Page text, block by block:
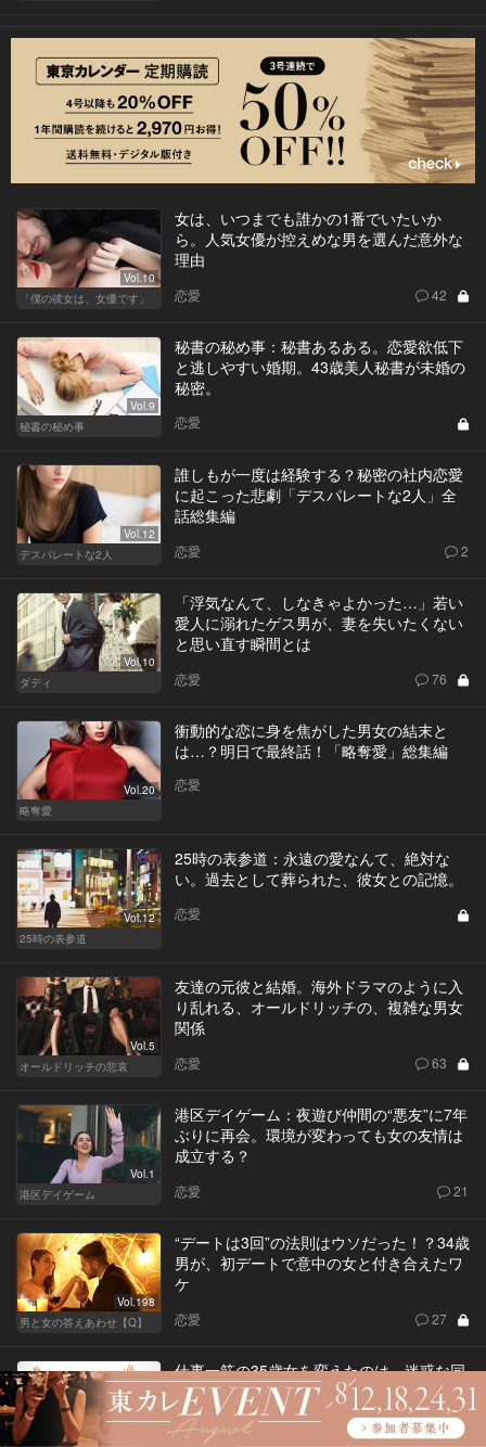
Vol.10
「僕の彼女は、女優です」
女は、いつまでも誰かの1番でいたいか
ら。人気女優が控えめな男を選んだ意外な
理由
恋愛 42
Vol.9
秘書の秘め事
秘書の秘め事：秘書あるある。恋愛欲低下
と逃しやすい婚期。43歳美人秘書が未婚の
秘密。
恋愛
Vol.12
デスパレートな2人
誰しもが一度は経験する？秘密の社内恋愛
に起こった悲劇「デスパレートな2人」全
話総集編
恋愛 2
Vol.10
ダディ
「浮気なんて、しなきゃよかった…」若い
愛人に溺れたゲス男が、妻を失いたくない
と思い直す瞬間とは
恋愛 76
Vol.20
略奪愛
衝動的な恋に身を焦がした男女の結末と
は…？明日で最終話！「略奪愛」総集編
恋愛
Vol.12
25時の表参道
25時の表参道：永遠の愛なんて、絶対な
い。過去として葬られた、彼女との記憶。
恋愛
Vol.5
オールドリッチの悲哀
友達の元彼と結婚。海外ドラマのように入
り乱れる、オールドリッチの、複雑な男女
関係
恋愛 63
Vol.1
港区デイゲーム
港区デイゲーム：夜遊び仲間の“悪友”に7年
ぶりに再会。環境が変わっても女の友情は
成立する？
恋愛 21
Vol.198
男と女の答えあわせ【Q】
“デートは3回”の法則はウソだった！？34歳
男が、初デートで意中の女と付き合えたワ
ケ
恋愛 27
仕事一筋の35歳女を変えたのは、迷惑な同
居人？「恵比寿Sisters」全話総集編
恋愛